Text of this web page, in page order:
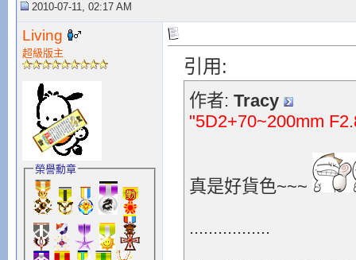
2010-07-11, 02:17 AM
Living
超級版主
榮譽勳章
引用:
作者: Tracy
"5D2+70~200mm
真是好貨色~~~
.................